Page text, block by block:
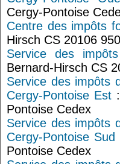
Cergy-Pontoise
Centre des impôts
Hirsch CS 20106
Service des
Bernard-Hirsch CS
Service des impôts
Cergy-Pontoise Est
Pontoise Cedex
Service des impôts
Cergy-Pontoise Sud
Pontoise Cedex